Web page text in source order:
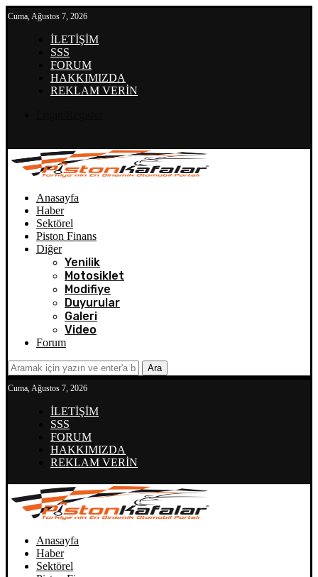
Cuma, Ağustos 7, 2026
İLETİŞİM
SSS
FORUM
HAKKIMIZDA
REKLAM VERİN
Anasayfa
Haber
Sektörel
Piston Finans
Diğer
Yenilik
Motosiklet
Modifiye
Duyurular
Galeri
Video
Forum
Ara
Cuma, Ağustos 7, 2026
İLETİŞİM
SSS
FORUM
HAKKIMIZDA
REKLAM VERİN
Anasayfa
Haber
Sektörel